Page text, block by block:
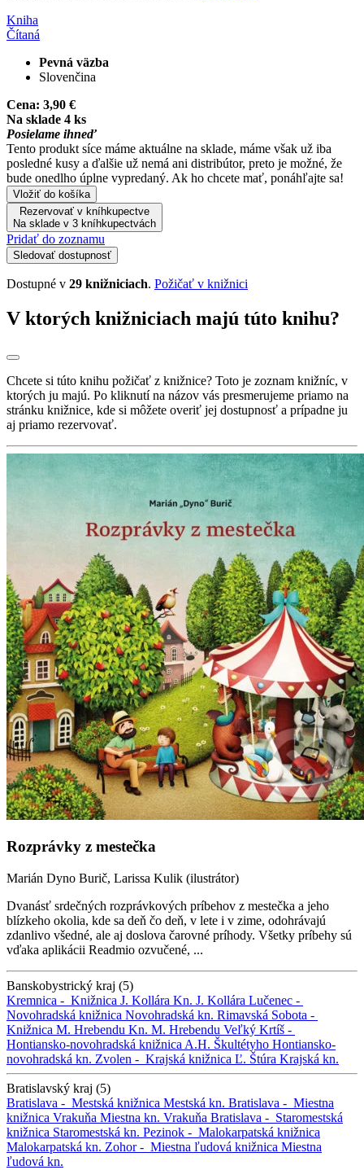
Kniha
Čítaná
Pevná väzba
Slovenčina
Cena: 3,90 €
Na sklade 4 ks
Posielame ihneď
Tento produkt síce máme aktuálne na sklade, máme však už iba
posledné kusy a ďalšie už nemá ani distribútor, preto je možné, že
bude onedlho úplne vypredaný. Ak ho chcete mať, ponáhľajte sa!
Vložiť do košíka
Rezervovať v kníhkupectve
Na sklade v 3 kníhkupectvách
Pridať do zoznamu
Sledovať dostupnosť
Dostupné v 29 knižniciach. Požičať v knižnici
V ktorých knižniciach majú túto knihu?
Chcete si túto knihu požičať z knižnice? Toto je zoznam knižníc, v
ktorých ju majú. Po kliknutí na názov vás presmerujeme priamo na
stránku knižnice, kde si môžete overiť jej dostupnosť a prípadne ju
aj priamo rezervovať.
Rozprávky z mestečka
Marián Dyno Burič, Larissa Kulik (ilustrátor)
Dvanásť srdečných rozprávkových príbehov z mestečka a jeho
blízkeho okolia, kde sa deň čo deň, v lete i v zime, odohrávajú
zdanlivo všedné, ale aj doslova čarovné príhody. Všetky príbehy sú
vďaka aplikácii Readmio ozvučené, ...
Banskobystrický kraj (5)
Kremnica - Knižnica J. Kollára Kn. J. Kollára Lučenec -
Novohradská knižnica Novohradská kn. Rimavská Sobota -
Knižnica M. Hrebendu Kn. M. Hrebendu Veľký Krtíš -
Hontiansko-novohradská knižnica A.H. Škultétyho Hontiansko-
novohradská kn. Zvolen - Krajská knižnica Ľ. Štúra Krajská kn.
Bratislavský kraj (5)
Bratislava - Mestská knižnica Mestská kn. Bratislava - Miestna
knižnica Vrakuňa Miestna kn. Vrakuňa Bratislava - Staromestská
knižnica Staromestská kn. Pezinok - Malokarpatská knižnica
Malokarpatská kn. Zohor - Miestna ľudová knižnica Miestna
ľudová kn.